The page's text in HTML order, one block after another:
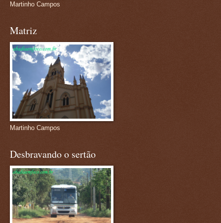
Martinho Campos
Matriz
Martinho Campos
Desbravando o sertão